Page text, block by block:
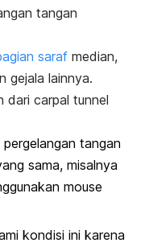
tangan
saraf median,
gejala lainnya.
dari carpal tunnel
tangan
sama, misalnya
mouse
kondisi ini karena